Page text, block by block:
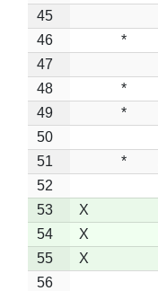
45
46
*
47
48
*
49
*
50
51
*
52
53
X
54
X
55
X
56